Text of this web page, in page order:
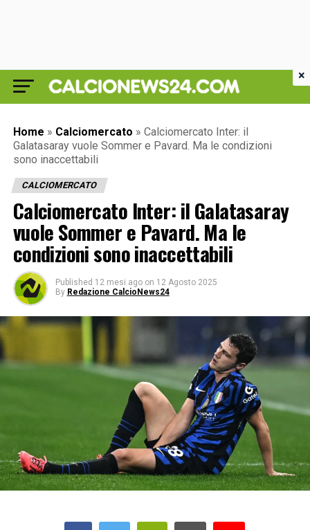
Home » Calciomercato » Calciomercato Inter: il
Galatasaray vuole Sommer e Pavard. Ma le condizioni
sono inaccettabili
CALCIOMERCATO
Calciomercato Inter: il Galatasaray
vuole Sommer e Pavard. Ma le
condizioni sono inaccettabili
Published 12 mesi ago on 12 Agosto 2025
By Redazione CalcioNews24
×